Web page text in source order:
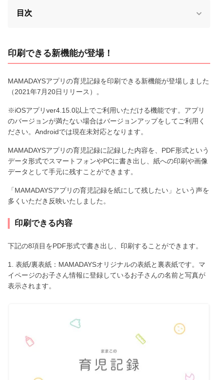
目次
印刷できる新機能が登場！
MAMADAYSアプリの育児記録を印刷できる新機能が登場しました
（2021年7月20日リリース）。
※iOSアプリver4.15.0以上でご利用いただける機能です。アプリ
のバージョンが満たない場合はバージョンアップをしてご利用く
ださい。Androidでは現在未対応となります。
MAMADAYSアプリの育児記録に記録した内容を、PDF形式という
データ形式でスマートフォンやPCに書き出し、紙への印刷や画像
データとして手元に残すことができます。
「MAMADAYSアプリの育児記録を紙にして残したい」という声を
多くいただき反映いたしました。
印刷できる内容
下記の8項目をPDF形式で書き出し、印刷することができます。
1. 表紙/裏表紙：MAMADAYSオリジナルの表紙と裏表紙です。マ
イページのお子さん情報に登録しているお子さんの名前と写真が
表示されます。